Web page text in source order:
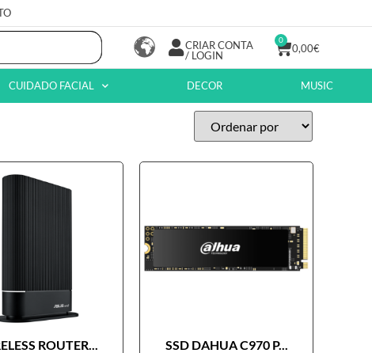
CRIAR CONTA
/ LOGIN
0,00€
0
CUIDADO FACIAL DECOR MUSIC
ROUTER... SSD DAHUA C970 P...